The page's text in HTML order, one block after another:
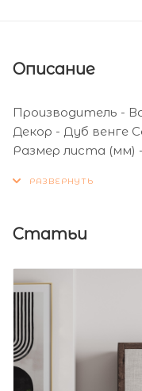
Описание
Производитель -
Декор - Дуб венге
Размер листа (мм)
Статьи